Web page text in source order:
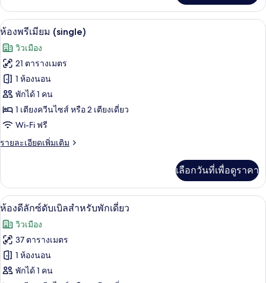
เกี่ยว
กับ
ห้อง
ดับเบิล
เปิด
ภาพถ่าย
ทั้งหมด
ของ
ห้อง
พรีเมียม
(single)
1 ห้องนอน, เครื่องนอนระดับพรีเมียม,
5
ห้องพรีเมียม (single)
วิวเมือง
21 ตารางเมตร
1 ห้องนอน
พักได้ 1 คน
1 เตียงควีนไซส์ หรือ 2 เตียงเดี่ยว
Wi-Fi ฟรี
รายละเอียดเพิ่มเติม
ราย
เกี่ยว
กับ
ห้อง
(single)
เลือกวันที่เพื่อดูราคา
เปิด
ภาพถ่าย
ทั้งหมด
ของ
ห้อง
1 ห้องนอน, เครื่องนอนระดับพรีเมียม,
3
ห้องดีลักซ์ดับเบิลสำหรับพักเดี่ยว
วิวเมือง
37 ตารางเมตร
1 ห้องนอน
พักได้ 1 คน